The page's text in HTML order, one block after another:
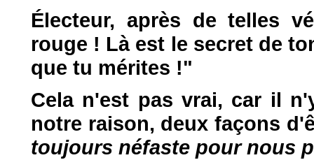
Électeur, après de telles
rouge ! Là est le secret de
que tu mérites !"
Cela n'est pas vrai, car il
notre raison, deux façons
toujours néfaste pour nous